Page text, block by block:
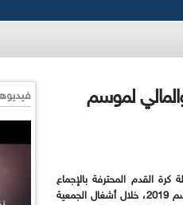
لموسم
كرة القدم المحترفة بالإجماع
على التقريرين الأدبي والمالي لموسم 2019، خلال أشغال الجمعية